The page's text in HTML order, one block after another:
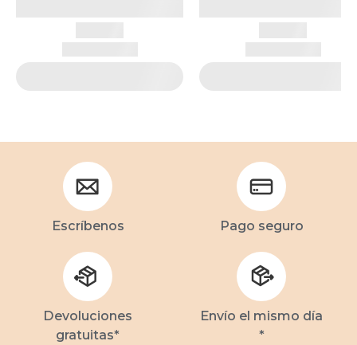
Escríbenos Pago seguro
Devoluciones
gratuitas*
Envío el mismo día
*